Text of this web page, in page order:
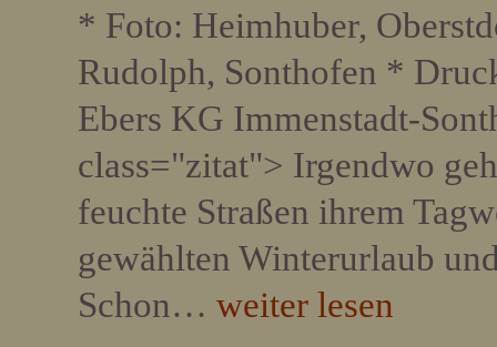
* Foto: Heimhuber,
Rudolph, Sonthofen *
Ebers KG Immenstadt-
class="zitat"> Irgendwo
feuchte Straßen ihrem
gewählten Winterurlaub
Schon… weiter lesen